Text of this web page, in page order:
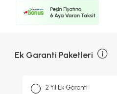
Ek Garanti Paketleri
2 Yıl Ek Garanti